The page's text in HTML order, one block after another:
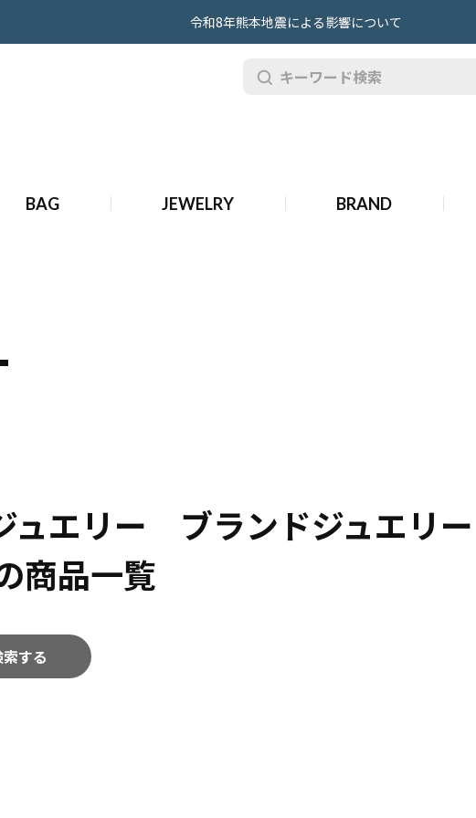
令和8年熊本地震による影響について
BAG JEWELRY BRAND
ュエリー ブランドジュエリ
商品一覧
索する